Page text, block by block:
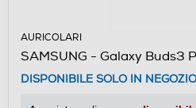
AURICOLARI
SAMSUNG - Galaxy Buds3
DISPONIBILE SOLO IN NEGOZIO